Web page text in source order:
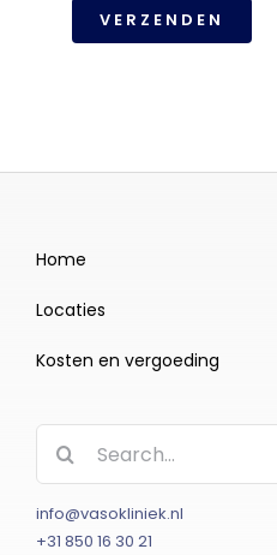
VERZENDEN
Home
Locaties
Kosten en vergoeding
Zoeken
naar:
info@vasokliniek.nl
+31 850 16 30 21